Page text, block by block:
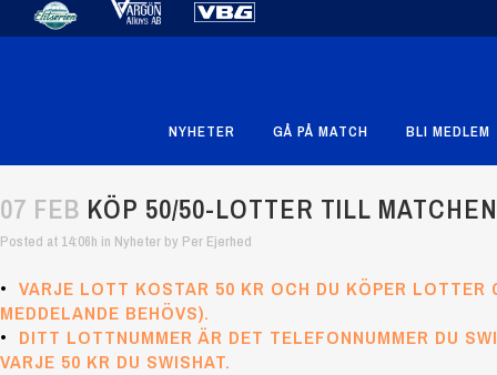
NYHETER GÅ PÅ MATCH BLI MEDLEM
07 FEB KÖP 50/50-LOTTER TILL
Posted at 14:06h in Nyheter by Per Ejerhed
• VARJE LOTT KOSTAR 50 KR OCH DU KÖPER LOTTER
MEDDELANDE BEHÖVS).
• DITT LOTTNUMMER ÄR DET TELEFONNUMMER DU
VARJE 50 KR DU SWISHAT.